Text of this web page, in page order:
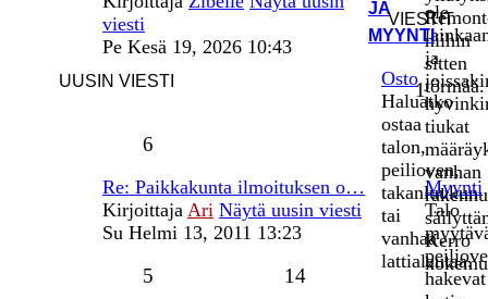
niihin
sitten
törmää.
ole
ja
tiukat
vanhan
Kerro
viesti
Pe Kesä 19, 2026 10:43
JA
MYYNTI
VIESTIT
UUSIN VIESTI
Osto
Haluatko
ostaa
talon,
peilioven,
takanluukun
tai
vanhaa
lattialautaa.
1
6
Re: Paikkakunta ilmoituksen o…
Kirjoittaja Ari Näytä uusin viesti
Su Helmi 13, 2011 13:23
Myynti
Talo
hakevat
5 14